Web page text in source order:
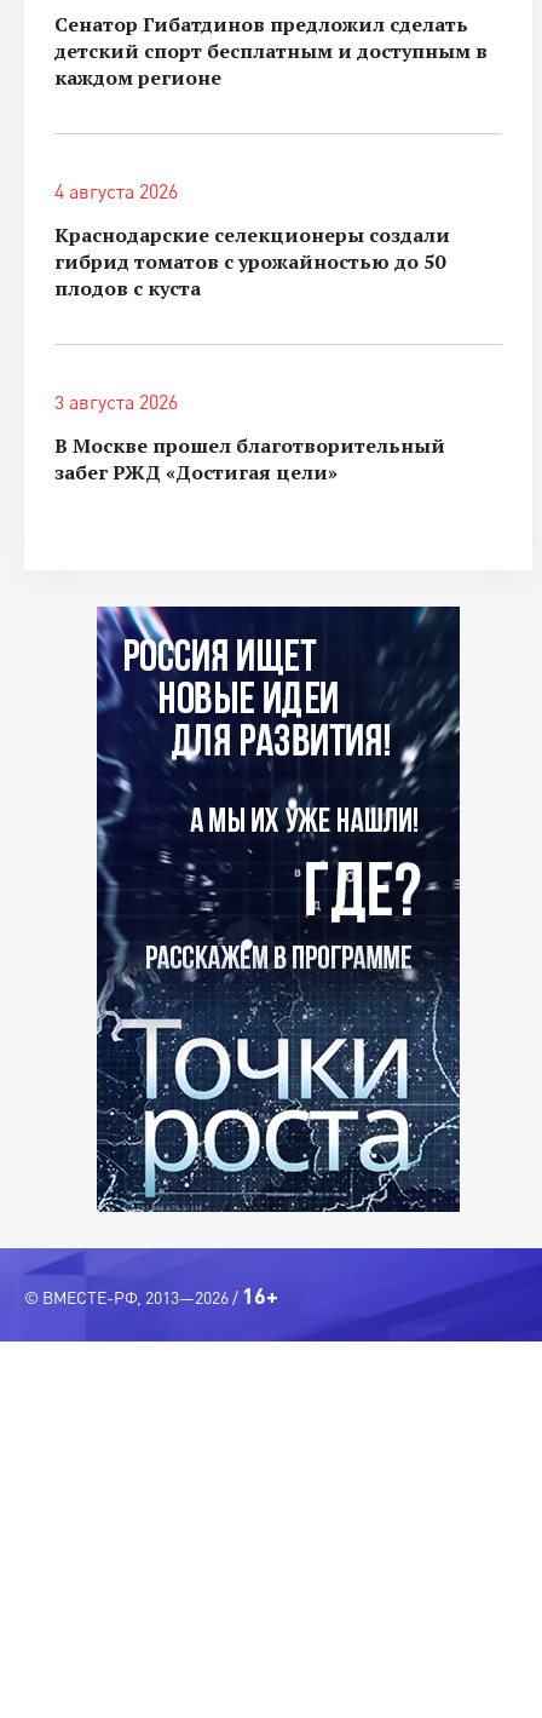
Сенатор Гибатдинов предложил сделать
детский спорт бесплатным и доступным в
каждом регионе
4 августа 2026
Краснодарские селекционеры создали
гибрид томатов с урожайностью до 50
плодов с куста
3 августа 2026
В Москве прошел благотворительный
забег РЖД «Достигая цели»
© ВМЕСТЕ-РФ, 2013—2026 / 16+